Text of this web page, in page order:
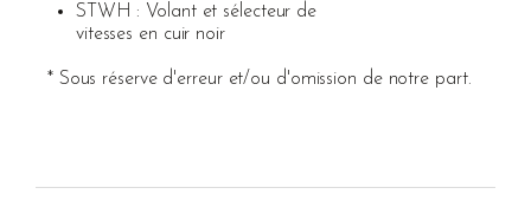
STWH : Volant et sélecteur de
vitesses en cuir noir
* Sous réserve d'erreur et/ou d'omission de notre part.